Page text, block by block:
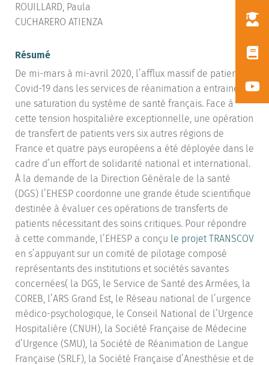
ROUILLARD, Paula
CUCHARERO ATIENZA
Résumé
De mi-mars à mi-avril 2020, l’afflux massif de patients
Covid-19 dans les services de réanimation a entrainé
une saturation du système de santé français. Face à
cette tension hospitalière exceptionnelle, une opération
de transfert de patients vers six autres régions de
France et quatre pays européens a été déployée dans le
cadre d’un effort de solidarité national et international.
À la demande de la Direction Générale de la santé
(DGS) l’EHESP coordonne une grande étude scientifique
destinée à évaluer ces opérations de transferts de
patients nécessitant des soins critiques. Pour répondre
à cette commande, l’EHESP a conçu le projet TRANSCOV
en s’appuyant sur un comité de pilotage composé
représentants des institutions et sociétés savantes
concernées( la DGS, le Service de Santé des Armées, la
COREB, l’ARS Grand Est, le Réseau national de l’urgence
médico-psychologique, le Conseil National de l’Urgence
Hospitalière (CNUH), la Société Française de Médecine
d’Urgence (SMU), la Société de Réanimation de Langue
Française (SRLF), la Société Française d’Anesthésie et de